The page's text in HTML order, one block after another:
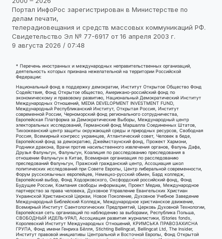
Портал ИнфоРос зарегистрирован в Министерстве по
делам печати,
телерадиовещания и средств массовых коммуникаций РФ.
Свидетельство Эл № 77-6917 от 16 апреля 2003 г.
9 августа 2026 / 07:48